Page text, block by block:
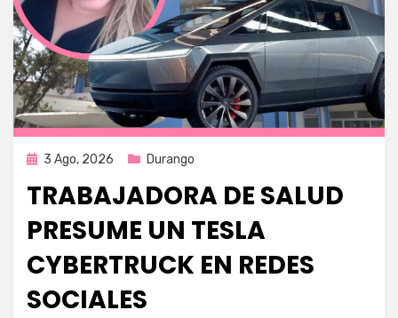
Publicada
3 Ago, 2026 Durango
TRABAJADORA DE SALUD
PRESUME UN TESLA
CYBERTRUCK EN REDES
SOCIALES